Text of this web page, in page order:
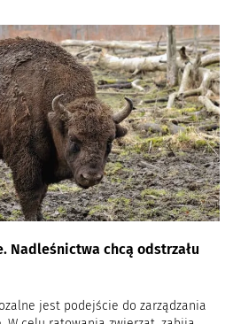
Nadleśnictwa chcą odstrzału
jest podejście do zarządzania